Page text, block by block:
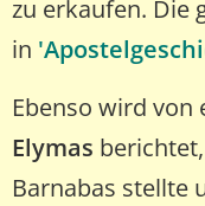
zu erkaufen. Die
in
Ebenso wird von
Elymas
Barnabas stellte